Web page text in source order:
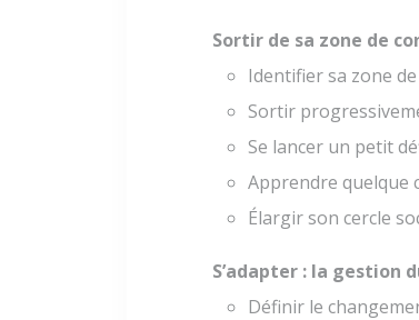
Sortir de sa zone de
Identifier sa zone
Sortir
Se lancer un petit
Apprendre quelque
Élargir son cercle
S’adapter : la gestion
Définir le